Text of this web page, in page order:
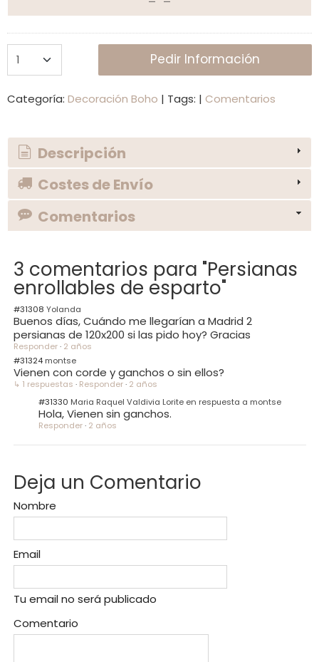
Pedir Información
Categoría: Decoración Boho | Tags: | Comentarios
Descripción
Costes de Envío
Comentarios
3 comentarios para "Persianas
enrollables de esparto"
#31308 Yolanda
Buenos días, Cuándo me llegarían a Madrid 2
persianas de 120x200 si las pido hoy? Gracias
Responder· 2 años
#31324 montse
Vienen con corde y ganchos o sin ellos?
↳ 1 respuestas · Responder· 2 años
#31330
Maria Raquel Valdivia Lorite en respuesta a montse
Hola, Vienen sin ganchos.
Responder· 2 años
Deja un Comentario
Nombre
Email
Tu email no será publicado
Comentario